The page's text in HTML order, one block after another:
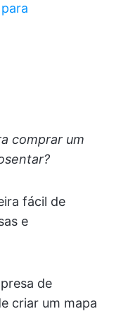
comprar um
fácil de
e
de
criar um mapa